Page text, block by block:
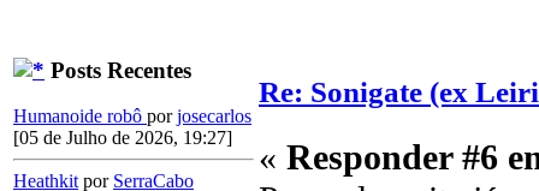
Posts Recentes
Humanoide robô porjosecarlos
[05 de Julho de 2026, 19:27]
Heathkit por SerraCabo
Re: Sonigate (ex
« Responder #6